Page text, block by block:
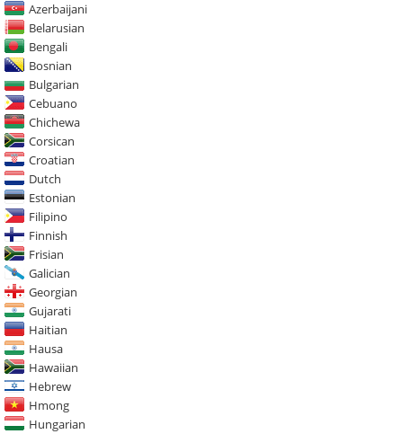
Azerbaijani
Belarusian
Bengali
Bosnian
Bulgarian
Cebuano
Chichewa
Corsican
Croatian
Dutch
Estonian
Filipino
Finnish
Frisian
Galician
Georgian
Gujarati
Haitian
Hausa
Hawaiian
Hebrew
Hmong
Hungarian